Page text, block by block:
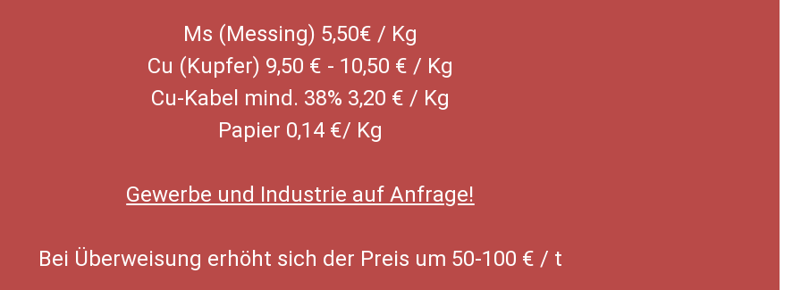
Ms (Messing) 5,50€ / Kg
Cu (Kupfer) 9,50 € - 10,50 € / Kg
Cu-Kabel mind. 38% 3,20 € / Kg
Papier 0,14 €/ Kg
Gewerbe und Industrie auf Anfrage!
Bei Überweisung erhöht sich der Preis um 50-100 € / t